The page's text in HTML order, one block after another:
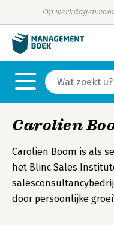
Op werkdagen
Carolien
Carolien Boom is als
het Blinc Sales
door persoonlijke